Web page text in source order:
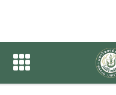
ปฏิทินกิจกรร
ปฏิทินกิจกรรมของหน่